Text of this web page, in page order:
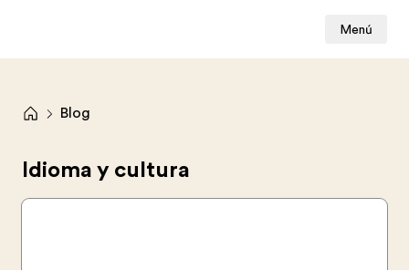
Menú
Blog
Idioma y cultura